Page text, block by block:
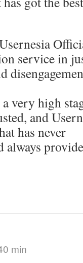
service in
a very high
and
has never
always
min